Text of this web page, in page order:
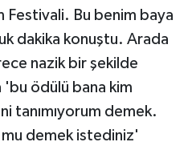
Festivali. Bu benim baya
dakika konuştu. Arada
nazik bir şekilde
ödülü bana kim
tanımıyorum demek.
mu demek istediniz'